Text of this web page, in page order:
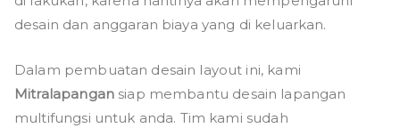
desain dan anggaran biaya yang di keluarkan.
Dalam pembuatan desain layout ini, kami
Mitralapangansiap membantu desain lapangan
multifungsi untuk anda. Tim kami sudah